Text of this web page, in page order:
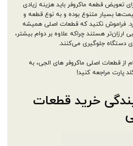
تعویض قطعه ماکروفر باید هزینه زیادی
بسیار متنوع بوده و به نوع قطعه و
فراموش نکنید که قطعات اصلی همیشه
ارزان‌تر هستند چراکه علاوه بر دوام بیشتر،
جلوگیری می‌کنند.
قطعات اصلی ماکروفر های الجی، به
پارت مراجعه کنید!
خرید قطعات